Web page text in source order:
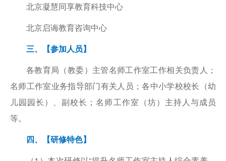
北京凝慧同享教育科技中心
北京启诲教育咨询中心
三、【参加人员】
各教育局（教委）主管名师工作室工作相关负责人；
名师工作室业务指导部门有关人员；各中小学校校长（幼
儿园园长）、副校长；名师工作室（坊）主持人与成员
等。
四、【研修特色】